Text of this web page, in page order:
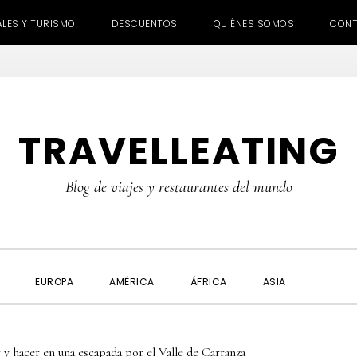
Y TURISMO DESCUENTOS QUIÉNES SOMOS
TRAVELLEATING
Blog de viajes y restaurantes del mundo
EUROPA AMÉRICA ÁFRICA ASIA
hacer en una escapada por el Valle de Carranza